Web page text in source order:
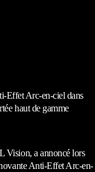
Effet Arc-en-ciel dans
haut de gamme
Vision, a annoncé lors
Anti-Effet Arc-en-